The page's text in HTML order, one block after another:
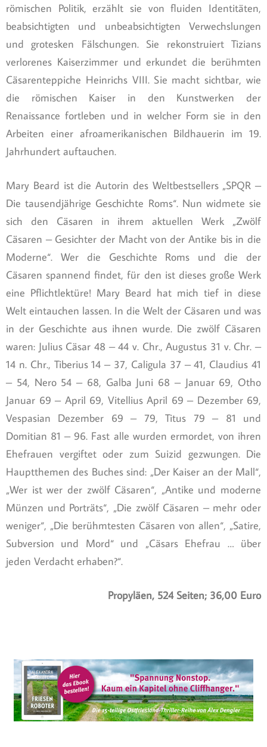
römischen Politik, erzählt sie von fluiden Identitäten,
beabsichtigten und unbeabsichtigten Verwechslungen
und grotesken Fälschungen. Sie rekonstruiert Tizians
verlorenes Kaiserzimmer und erkundet die berühmten
Cäsarenteppiche Heinrichs VIII. Sie macht sichtbar, wie
die römischen Kaiser in den Kunstwerken der
Renaissance fortleben und in welcher Form sie in den
Arbeiten einer afroamerikanischen Bildhauerin im 19.
Jahrhundert auftauchen.
Mary Beard ist die Autorin des Weltbestsellers „SPQR –
Die tausendjährige Geschichte Roms“. Nun widmete sie
sich den Cäsaren in ihrem aktuellen Werk „Zwölf
Cäsaren – Gesichter der Macht von der Antike bis in die
Moderne“. Wer die Geschichte Roms und die der
Cäsaren spannend findet, für den ist dieses große Werk
eine Pflichtlektüre! Mary Beard hat mich tief in diese
Welt eintauchen lassen. In die Welt der Cäsaren und was
in der Geschichte aus ihnen wurde. Die zwölf Cäsaren
waren: Julius Cäsar 48 – 44 v. Chr., Augustus 31 v. Chr. –
14 n. Chr., Tiberius 14 – 37, Caligula 37 – 41, Claudius 41
– 54, Nero 54 – 68, Galba Juni 68 – Januar 69, Otho
Januar 69 – April 69, Vitellius April 69 – Dezember 69,
Vespasian Dezember 69 – 79, Titus 79 – 81 und
Domitian 81 – 96. Fast alle wurden ermordet, von ihren
Ehefrauen vergiftet oder zum Suizid gezwungen. Die
Hauptthemen des Buches sind: „Der Kaiser an der Mall“,
„Wer ist wer der zwölf Cäsaren“, „Antike und moderne
Münzen und Porträts“, „Die zwölf Cäsaren – mehr oder
weniger“, „Die berühmtesten Cäsaren von allen“, „Satire,
Subversion und Mord“ und „Cäsars Ehefrau … über
jeden Verdacht erhaben?“.
Propyläen, 524 Seiten; 36,00 Euro